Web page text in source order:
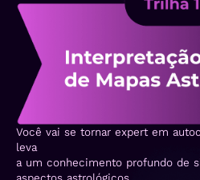
Você vai se tornar expert em
leva
a um conhecimento profundo de